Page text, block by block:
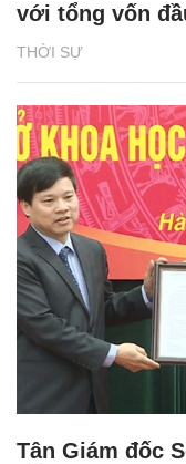
THỜI SỰ
với tổng vốn
Tân Giám đốc